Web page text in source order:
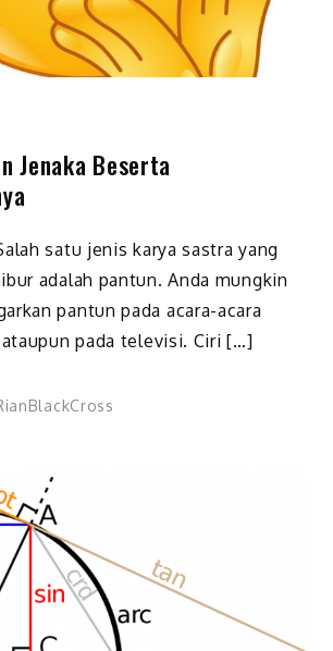
Jenaka Beserta
satu jenis karya sastra yang
adalah pantun. Anda mungkin
pantun pada acara-acara
pada televisi. Ciri […]